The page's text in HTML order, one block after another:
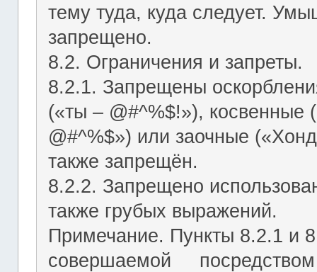
тему туда, куда следует.
запрещено.
8.2. Ограничения и запреты.
8.2.1. Запрещены
(«ты – @#^%$!»), косвенные
@#^%$») или заочные
также запрещён.
8.2.2. Запрещено
также грубых выражений.
Примечание. Пункты 8.2.1 и
совершаемой